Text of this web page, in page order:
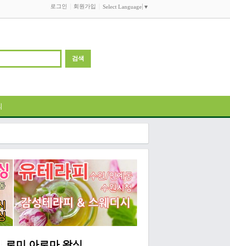
로그인 회원가입 Select Language ▼